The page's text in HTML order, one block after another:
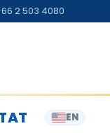
2 503 4080
EN